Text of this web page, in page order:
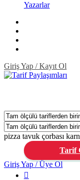
Yazarlar
Giriş Yap / Kayıt Ol
pizza tavuk çorbası
Tarif
Giriş Yap / Üye Ol